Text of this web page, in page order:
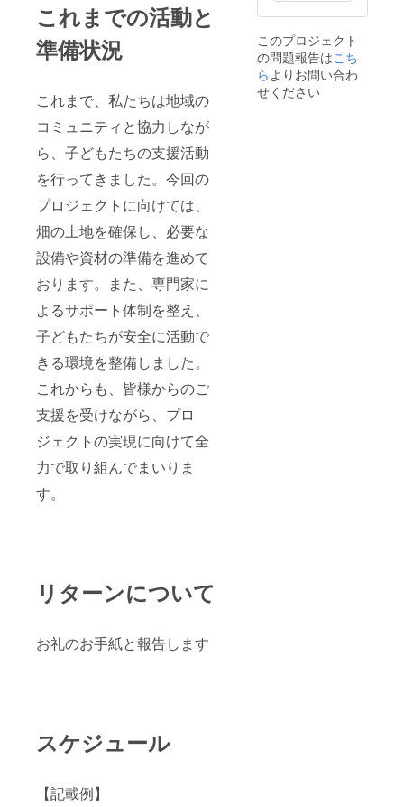
これまでの活動と
準備状況
これまで、私たちは地域の
コミュニティと協力しなが
ら、子どもたちの支援活動
を行ってきました。今回の
プロジェクトに向けては、
畑の土地を確保し、必要な
設備や資材の準備を進めて
おります。また、専門家に
よるサポート体制を整え、
子どもたちが安全に活動で
きる環境を整備しました。
これからも、皆様からのご
支援を受けながら、プロ
ジェクトの実現に向けて全
力で取り組んでまいりま
す。
リターンについて
お礼のお手紙と報告します
スケジュール
【記載例】
このプロジェクト
の問題報告はこち
ら よりお問い合わ
せください